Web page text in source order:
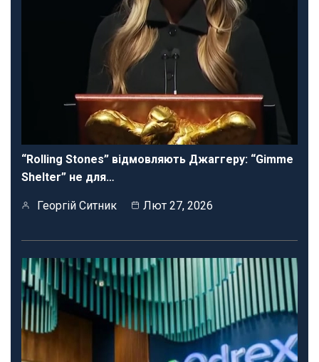
“Rolling Stones” відмовляють Джаггеру: “Gimme
Shelter” не для…
Георгій Ситник Лют 27, 2026